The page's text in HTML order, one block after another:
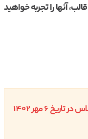
آنها را تجربه خواهید
نسخه ی 1.4 پوسته ی دانلودی ایران پلاس در تاریخ 6 مهر 1402